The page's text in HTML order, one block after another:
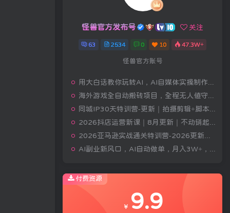
怪兽官方发布号 关注
63 2534 0 10 47.3W+
怪兽官方账号
付费资源
￥ 9.9